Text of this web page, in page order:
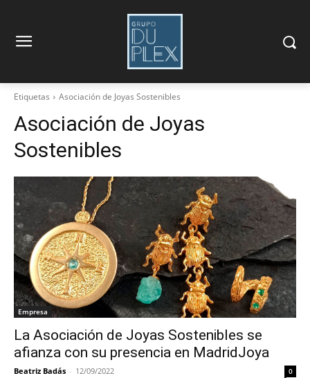
Etiquetas Asociación de Joyas Sostenibles
Asociación de Joyas
Sostenibles
Empresa
La Asociación de Joyas Sostenibles se
afianza con su presencia en MadridJoya
Beatriz Badás - 12/09/2022 0